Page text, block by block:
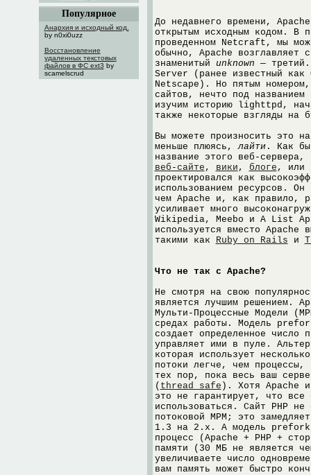
Популярное
Анархия и исходный код.
by n0xi0uzz
Восстановление
удаленных текстовых
файлов в ФС ext3 by
scamelscrud
До недавнего времени,
открытым исходным кодом. В
проведенном Netcraft, мы
обычно, Apache
знаменитый unknown — третий.
Server (ранее известный
Netscape). Но пятым
сайтов, нечто под
изучим историю lighttpd,
также некоторые взгляды на
Вы можете произносить это
меньше плюясь,лайти. Как бы
название этого веб-
веб-сайте , вики , блоге , или
проектировался как
использованием ресурсов.
чем Apache и, как правило,
усиливает много
Wikipedia, Meebo и A List
используется вместо Apache
такими как Ruby on Rails и
Что не так с Apache?
Не смотря на свою
является лучшим решением.
Мульти-Процессные Модели
средах работы. Модель
создает определенное число
управляет ими в пуле.
которая использует
потоки легче, чем процессы,
тех пор, пока весь ваш
( thread safe ). Хотя Apache и
это не гарантирует, что все
использоваться. Сайт PHP
потоковой MPM; это
1.3 на 2.x. А модель prefork
процесс (Apache + PHP +
памяти (30 МБ не является
увеличиваете число
вам память может быстро